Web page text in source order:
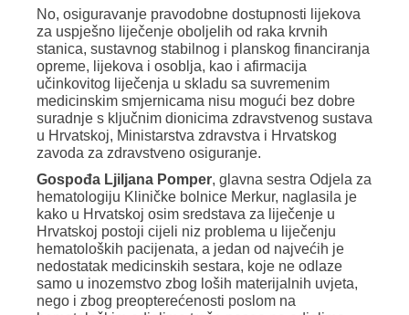
No, osiguravanje pravodobne dostupnosti lijekova
za uspješno liječenje oboljelih od raka krvnih
stanica, sustavnog stabilnog i planskog financiranja
opreme, lijekova i osoblja, kao i afirmacija
učinkovitog liječenja u skladu sa suvremenim
medicinskim smjernicama nisu mogući bez dobre
suradnje s ključnim dionicima zdravstvenog sustava
u Hrvatskoj, Ministarstva zdravstva i Hrvatskog
zavoda za zdravstveno osiguranje.
Gospođa Ljiljana Pomper, glavna sestra Odjela za
hematologiju Kliničke bolnice Merkur, naglasila je
kako u Hrvatskoj osim sredstava za liječenje u
Hrvatskoj postoji cijeli niz problema u liječenju
hematoloških pacijenata, a jedan od najvećih je
nedostatak medicinskih sestara, koje ne odlaze
samo u inozemstvo zbog loših materijalnih uvjeta,
nego i zbog preopterećenosti poslom na